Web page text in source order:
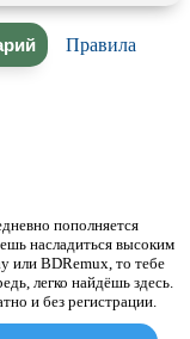
Правила
пополняется
насладиться высоким
или BDRemux, то тебе
легко найдёшь здесь.
и без регистрации.